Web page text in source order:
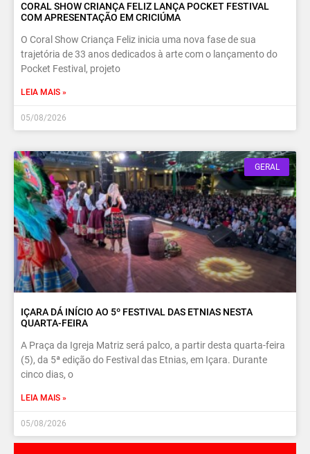
CORAL SHOW CRIANÇA FELIZ LANÇA POCKET FESTIVAL
COM APRESENTAÇÃO EM CRICIÚMA
O Coral Show Criança Feliz inicia uma nova fase de sua
trajetória de 33 anos dedicados à arte com o lançamento do
Pocket Festival, projeto
LEIA MAIS »
05/08/2026
GERAL
IÇARA DÁ INÍCIO AO 5º FESTIVAL DAS ETNIAS NESTA
QUARTA-FEIRA
A Praça da Igreja Matriz será palco, a partir desta quarta-feira
(5), da 5ª edição do Festival das Etnias, em Içara. Durante
cinco dias, o
LEIA MAIS »
05/08/2026